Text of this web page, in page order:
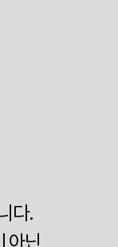
다.
아닌